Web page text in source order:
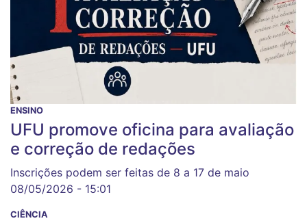
ENSINO
UFU promove oficina para avaliação
e correção de redações
Inscrições podem ser feitas de 8 a 17 de maio
08/05/2026 - 15:01
CIÊNCIA